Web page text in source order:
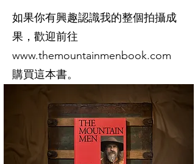
如果你有興趣認識我的整個拍攝成
果，歡迎前往
www.themountainmenbook.com
購買這本書。